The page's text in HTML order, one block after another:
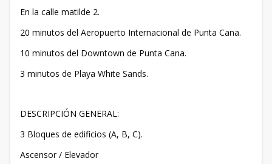
En la calle matilde 2.
20 minutos del Aeropuerto Internacional de Punta Cana.
10 minutos del Downtown de Punta Cana.
3 minutos de Playa White Sands.
DESCRIPCIÓN GENERAL:
3 Bloques de edificios (A, B, C).
Ascensor / Elevador